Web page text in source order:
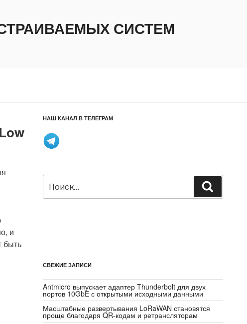
СИСТЕМ
и
быть
НАШ КАНАЛ В ТЕЛЕГРАМ
Искать:
СВЕЖИЕ ЗАПИСИ
Antmicro выпускает адаптер Thunderbolt для двух
портов 10GbE с открытыми исходными данными
Масштабные развертывания LoRaWAN становятся
проще благодаря QR-кодам и ретрансляторам